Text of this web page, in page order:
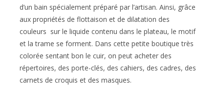
d’un bain spécialement préparé par l’artisan. Ainsi, grâce
aux propriétés de flottaison et de dilatation des
couleurs sur le liquide contenu dans le plateau, le motif
et la trame se forment. Dans cette petite boutique très
colorée sentant bon le cuir, on peut acheter des
répertoires, des porte-clés, des cahiers, des cadres, des
carnets de croquis et des masques.